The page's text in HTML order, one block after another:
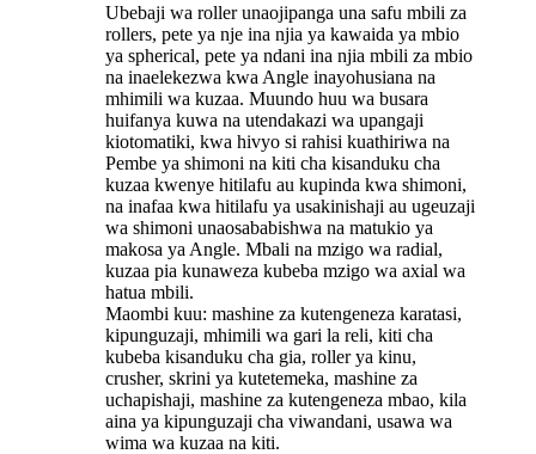
Ubebaji wa roller unaojipanga una safu mbili za
rollers, pete ya nje ina njia ya kawaida ya mbio
ya spherical, pete ya ndani ina njia mbili za mbio
na inaelekezwa kwa Angle inayohusiana na
mhimili wa kuzaa. Muundo huu wa busara
huifanya kuwa na utendakazi wa upangaji
kiotomatiki, kwa hivyo si rahisi kuathiriwa na
Pembe ya shimoni na kiti cha kisanduku cha
kuzaa kwenye hitilafu au kupinda kwa shimoni,
na inafaa kwa hitilafu ya usakinishaji au ugeuzaji
wa shimoni unaosababishwa na matukio ya
makosa ya Angle. Mbali na mzigo wa radial,
kuzaa pia kunaweza kubeba mzigo wa axial wa
hatua mbili.
Maombi kuu: mashine za kutengeneza karatasi,
kipunguzaji, mhimili wa gari la reli, kiti cha
kubeba kisanduku cha gia, roller ya kinu,
crusher, skrini ya kutetemeka, mashine za
uchapishaji, mashine za kutengeneza mbao, kila
aina ya kipunguzaji cha viwandani, usawa wa
wima wa kuzaa na kiti.